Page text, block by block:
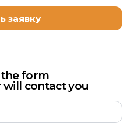
form
contact you